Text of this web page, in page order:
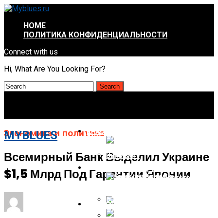
HOME
ПОЛИТИКА КОНФИДЕНЦИАЛЬНОСТИ
Connect with us
Hi, What Are You Looking For?
MYBLUES КРАСОТА И ЗДОРОВЬЕ
Алкоголь И Рак. Что Важнее —
Количество Или Частота
Самолет Kona Со Смешанным
НОВОСТИ
Экономика и политика
Всемирный Банк Выделил Украине
$1,5 Млрд Под Гарантии Японии